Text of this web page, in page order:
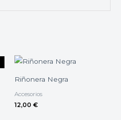
Riñonera Negra
Accesorios
12,00 €